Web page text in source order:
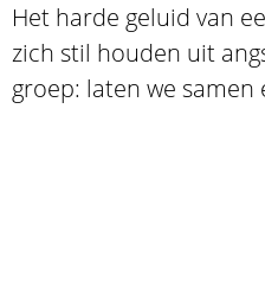
Het harde geluid van
zich stil houden uit
groep: laten we